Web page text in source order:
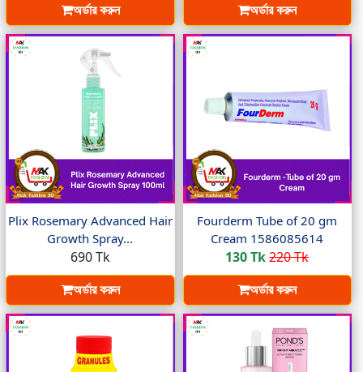
অর্ডার করুন
অর্ডার করুন
Plix Rosemary Advanced Hair
Growth Spray...
690 Tk
অর্ডার করুন
Fourderm Tube of 20 gm
Cream 1586085614
130 Tk220 Tk
অর্ডার করুন